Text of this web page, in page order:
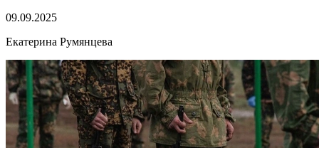
09.09.2025
Екатерина Румянцева